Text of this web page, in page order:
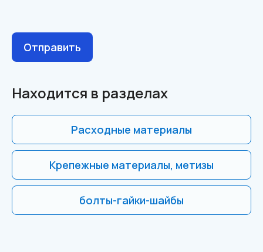
Отправить
Находится в разделах
Расходные материалы
Крепежные материалы, метизы
болты-гайки-шайбы